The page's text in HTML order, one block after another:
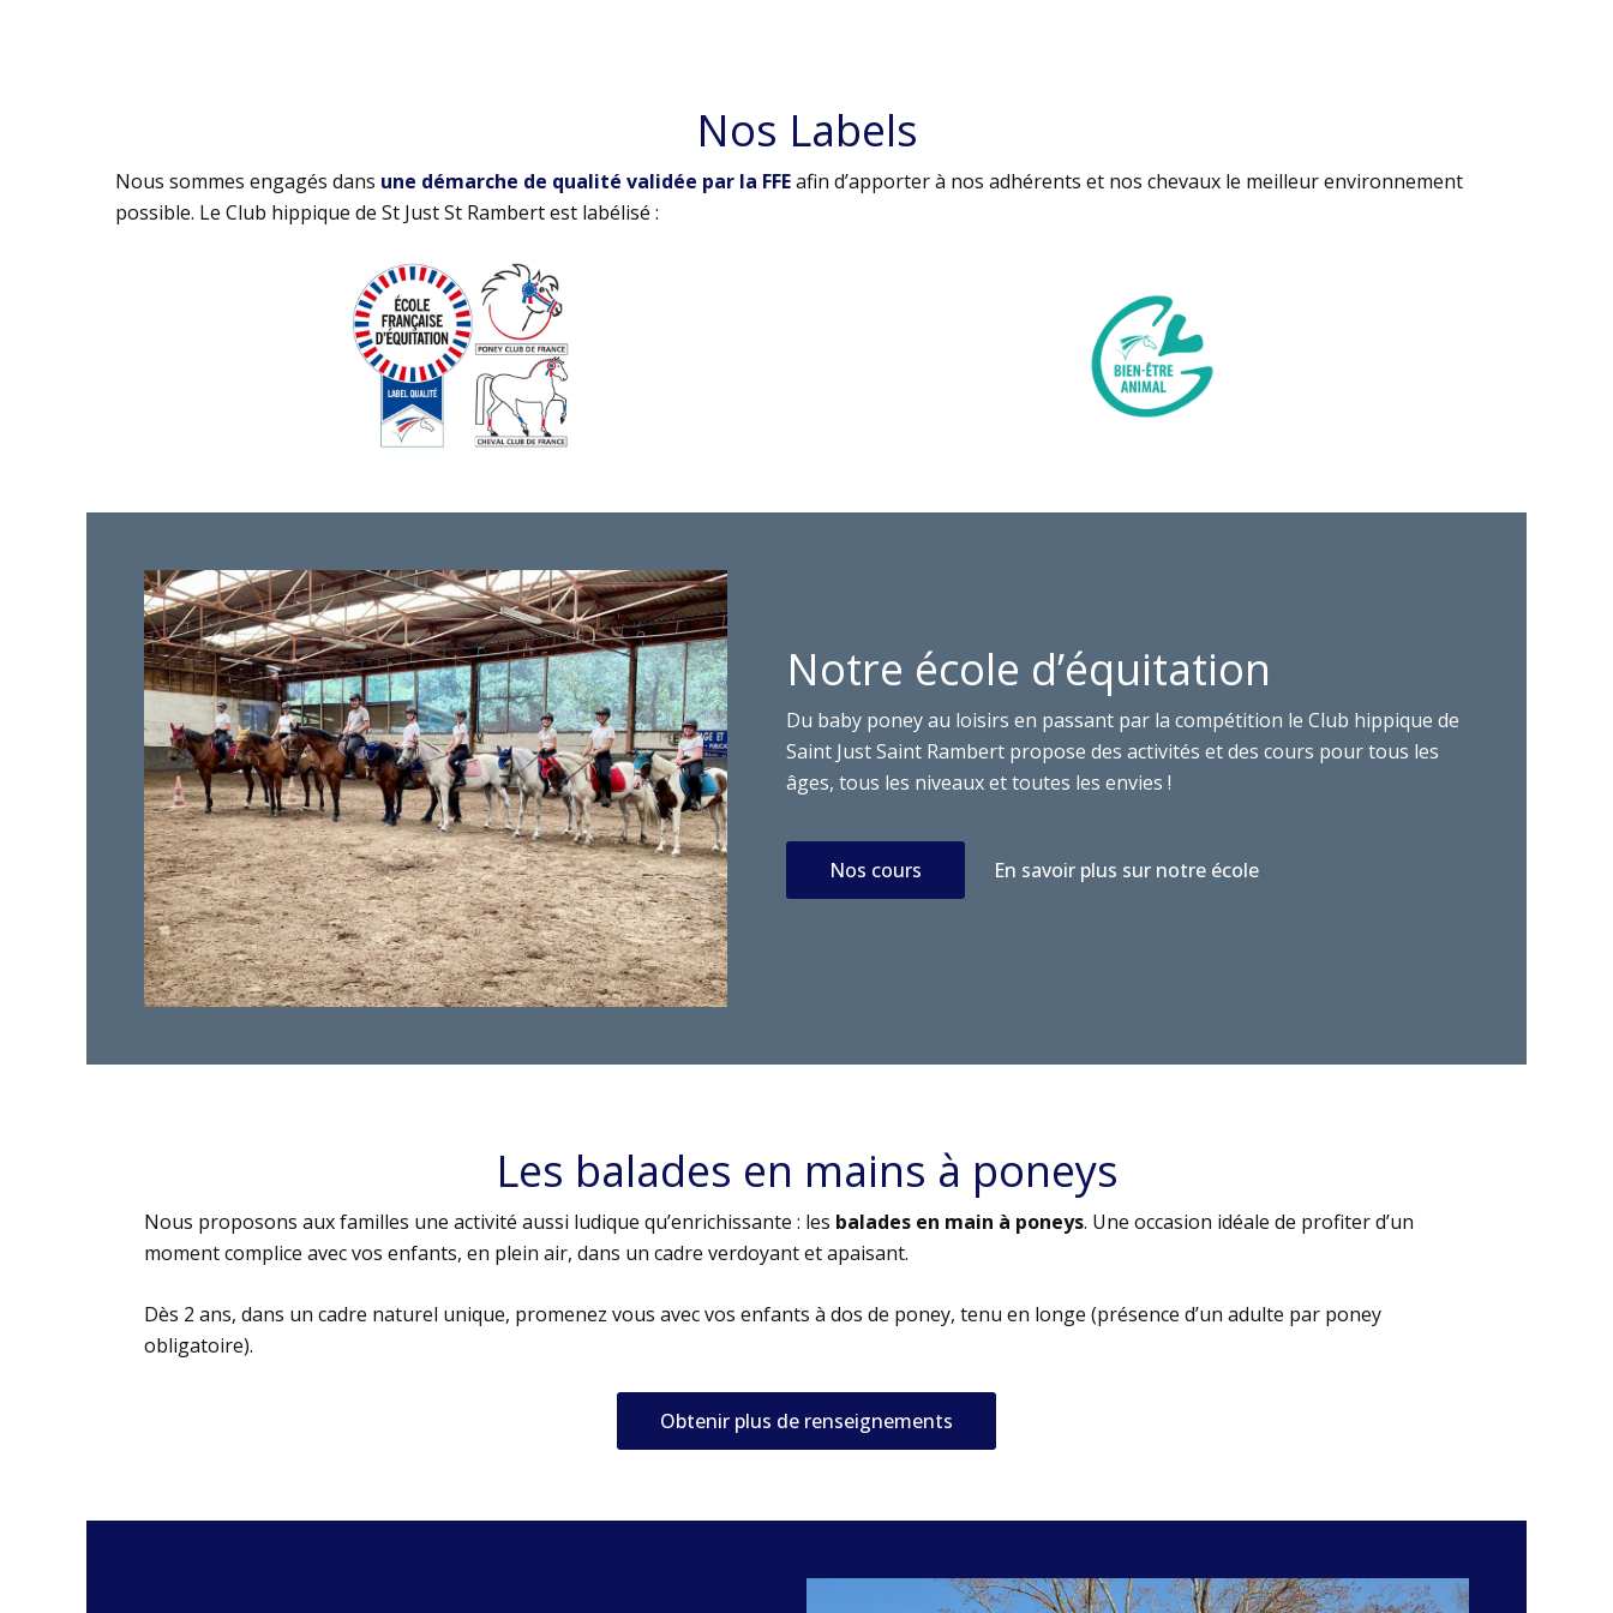
Nos Labels
Nous sommes engagés dans une démarche de qualité validée par la FFEafin d’apporter à nos adhérents et nos chevaux le meilleur environnement
possible. Le Club hippique de St Just St Rambert est labélisé :
Notre école d’équitation
Du baby poney au loisirs en passant par la compétition le Club hippique de
Saint Just Saint Rambert propose des activités et des cours pour tous les
âges, tous les niveaux et toutes les envies !
Nos cours En savoir plus sur notre école
Les balades en mains à poneys
Nous proposons aux familles une activité aussi ludique qu’enrichissante : les balades en main à poneys. Une occasion idéale de profiter d’un
moment complice avec vos enfants, en plein air, dans un cadre verdoyant et apaisant.
Dès 2 ans, dans un cadre naturel unique, promenez vous avec vos enfants à dos de poney, tenu en longe (présence d’un adulte par poney
obligatoire).
Obtenir plus de renseignements